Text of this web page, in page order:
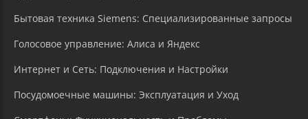
Бытовая техника Siemens: Специализированные запросы
Голосовое управление: Алиса и Яндекс
Интернет и Сеть: Подключения и Настройки
Посудомоечные машины: Эксплуатация и Уход